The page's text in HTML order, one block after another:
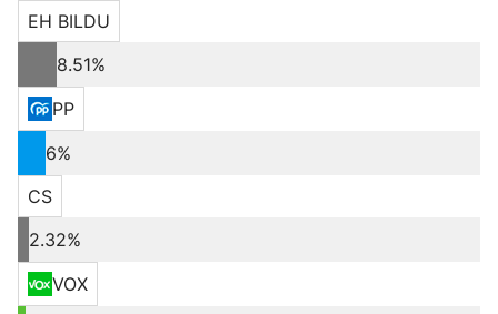
EH BILDU
8.51%
PP
6%
CS
2.32%
VOX